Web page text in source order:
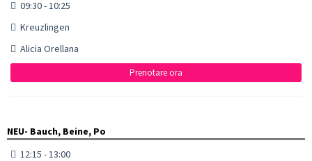
09:30 - 10:25
Kreuzlingen
Alicia Orellana
Prenotare ora
NEU- Bauch, Beine, Po
12:15 - 13:00